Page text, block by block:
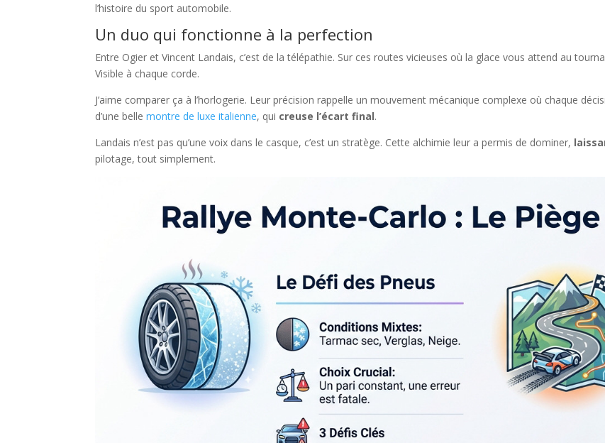
l’histoire du sport automobile.
Un duo qui fonctionne à la perfection
Entre Ogier et Vincent Landais, c’est de la télépathie. Sur ces routes vicieuses où la glace vous attend au
Visible à chaque corde.
J’aime comparer ça à l’horlogerie. Leur précision rappelle un mouvement mécanique complexe où chaque
d’une bellemontre de luxe italienne, qui creuse l’écart final.
Landais n’est pas qu’une voix dans le casque, c’est un stratège. Cette alchimie leur a permis de dominer,
pilotage, tout simplement.